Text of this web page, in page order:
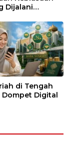
Dijalani
di Tengah
Dompet Digital